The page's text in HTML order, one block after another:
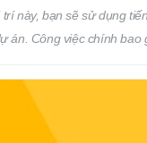
trí này, bạn sẽ sử dụng
án. Công việc chính
hợp và làm việc với